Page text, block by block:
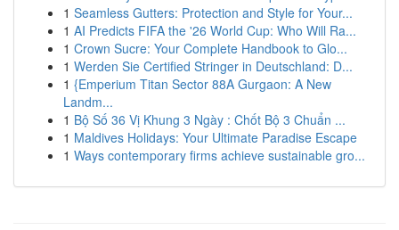
1 Seamless Gutters: Protection and Style for Your...
1 AI Predicts FIFA the '26 World Cup: Who Will Ra...
1 Crown Sucre: Your Complete Handbook to Glo...
1 Werden Sie Certified Stringer in Deutschland: D...
1 {Emperium Titan Sector 88A Gurgaon: A New
Landm...
1 Bộ Số 36 Vị Khung 3 Ngày : Chốt Bộ 3 Chuẩn ...
1 Maldives Holidays: Your Ultimate Paradise Escape
1 Ways contemporary firms achieve sustainable gro...